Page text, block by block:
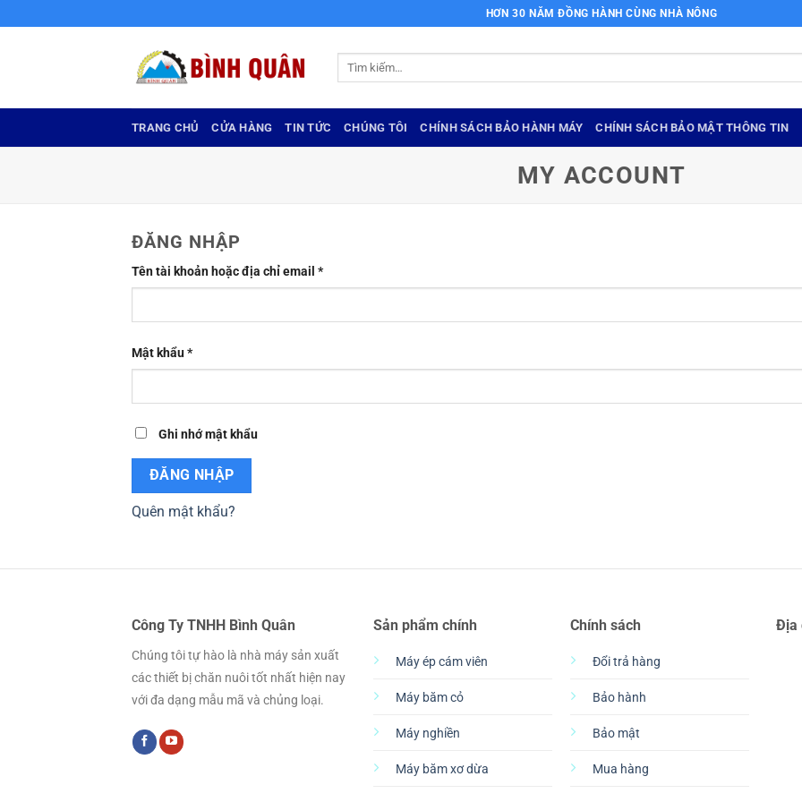
qua
HƠN 30 NĂM ĐỒNG HÀNH CÙNG NHÀ NÔNG
TRANG CHỦ CỬA HÀNG TIN TỨC CHÚNG TÔI CHÍNH SÁCH BẢO HÀNH MÁY CHÍNH SÁCH BẢO MẬT THÔNG TIN
MY ACCOUNT
ĐĂNG NHẬP
Tên tài khoản hoặc địa chỉ email *Bắt
buộc
Mật khẩu*Bắt
buộc
Ghi nhớ mật khẩu
ĐĂNG NHẬP
Quên mật khẩu?
Công Ty TNHH Bình Quân
Chúng tôi tự hào là nhà máy sản xuất
các thiết bị chăn nuôi tốt nhất hiện nay
với đa dạng mẫu mã và chủng loại.
Sản phẩm chính
Máy ép cám viên
Máy băm cỏ
Máy nghiền
Máy băm xơ dừa
Chính sách
Đổi trả hàng
Bảo hành
Bảo mật
Mua hàng
Địa